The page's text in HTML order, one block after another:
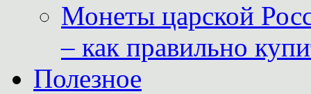
Монеты царской
– как правильно
Полезное